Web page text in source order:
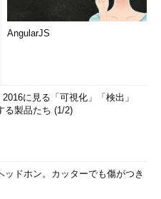
AngularJS
に見る「可視化」「検出」
る製品たち (1/2)
ッドホン。カッターでも傷がつき